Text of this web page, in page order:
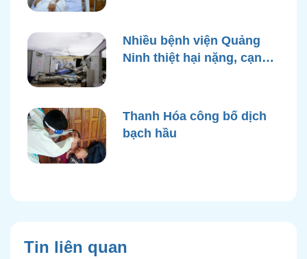
Nhiều bệnh viện Quảng
Ninh thiệt hại nặng, cạn
Thanh Hóa công bố dịch
bạch hầu
Tin liên quan